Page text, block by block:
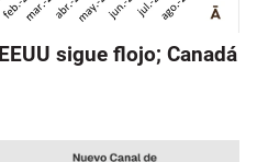
sigue flojo; Canadá